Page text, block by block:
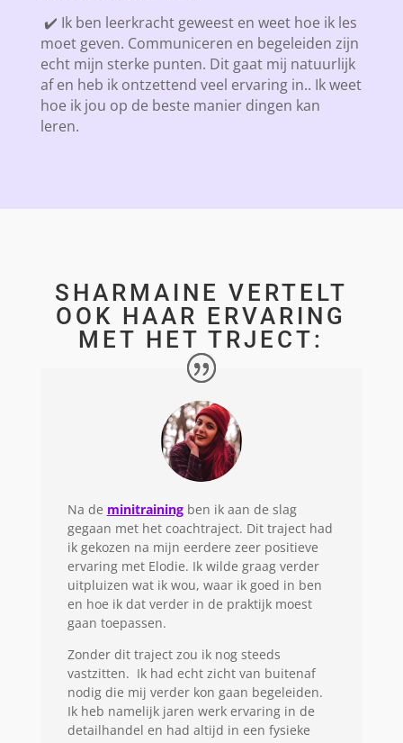
✔️ Ik ben leerkracht geweest en weet hoe ik les
moet geven. Communiceren en begeleiden zijn
echt mijn sterke punten. Dit gaat mij natuurlijk
af en heb ik ontzettend veel ervaring in.. Ik weet
hoe ik jou op de beste manier dingen kan
leren.
SHARMAINE VERTELT
OOK HAAR ERVARING
MET HET TRJECT:
Na de minitrainingben ik aan de slag
gegaan met het coachtraject. Dit traject had
ik gekozen na mijn eerdere zeer positieve
ervaring met Elodie. Ik wilde graag verder
uitpluizen wat ik wou, waar ik goed in ben
en hoe ik dat verder in de praktijk moest
gaan toepassen.
Zonder dit traject zou ik nog steeds
vastzitten. Ik had echt zicht van buitenaf
nodig die mij verder kon gaan begeleiden.
Ik heb namelijk jaren werk ervaring in de
detailhandel en had altijd in een fysieke